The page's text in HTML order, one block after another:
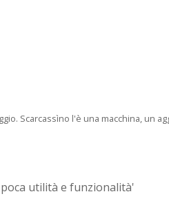
Scarcassìno l'è una macchina, un
utilità e funzionalità'